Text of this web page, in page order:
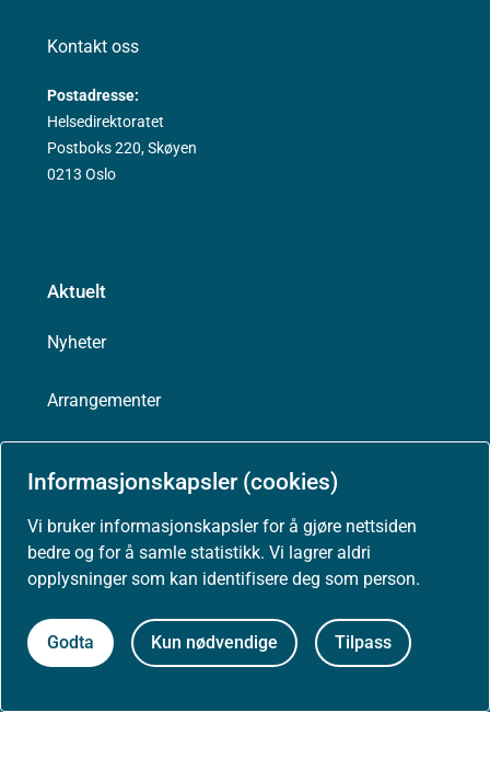
Informasjonskapsler (cookies)
Vi bruker informasjonskapsler for å gjøre nettsiden
bedre og for å samle statistikk. Vi lagrer aldri
opplysninger som kan identifisere deg som person.
Godta Kun nødvendige Tilpass
Kontakt oss
Postadresse:
Helsedirektoratet
Postboks 220, Skøyen
0213 Oslo
Aktuelt
Nyheter
Arrangementer
Presse
Om nettstedet